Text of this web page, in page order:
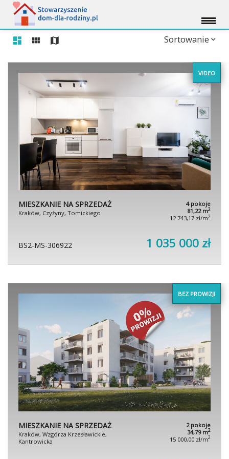
Sortowanie
VIDEO
MIESZKANIE NA SPRZEDAŻ
Kraków, Czyżyny, Tomickiego
4 pokoje
81,22 m2
12 743,17 zł/m2
BS2-MS-306922 1 035 000 zł
BEZ PROWIZJI
MIESZKANIE NA SPRZEDAŻ
Kraków, Wzgórza Krzesławickie,
Kantrowicka
2 pokoje
34,79 m2
15 000,00 zł/m2